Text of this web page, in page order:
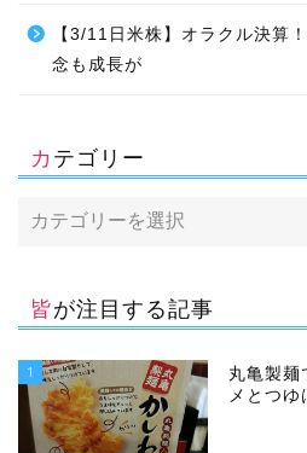
【3/11日米株】オラクル決算
念も成長が
カテゴリー
皆が注目する記事
1
丸亀製麺
メとつゆ